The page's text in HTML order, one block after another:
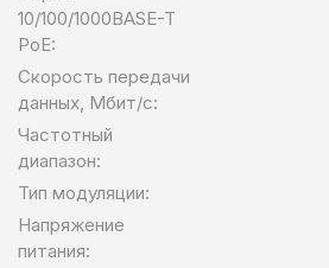
10/100/1000BASE-T
PoE:
Скорость передачи
данных, Мбит/c:
Частотный
диапазон:
Тип модуляции:
Напряжение
питания: